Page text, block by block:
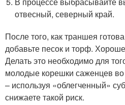
отвесный, северный край.
После того, как траншея
добавьте песок и торф.
Делать это необходимо для
молодые корешки саженцев
– используя «облегченный»
снижаете такой риск.